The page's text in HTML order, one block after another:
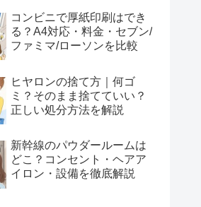
コンビニで厚紙印刷はでき
る？A4対応・料金・セブン/
ファミマ/ローソンを比較
ヒヤロンの捨て方｜何ゴ
ミ？そのまま捨てていい？
正しい処分方法を解説
新幹線のパウダールームは
どこ？コンセント・ヘアア
イロン・設備を徹底解説